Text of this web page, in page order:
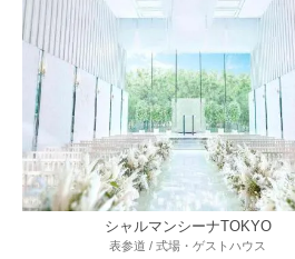
シャルマンシーナTOKYO
表参道 / 式場・ゲストハウス